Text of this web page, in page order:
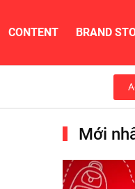
CONTENT BRAND
Mới